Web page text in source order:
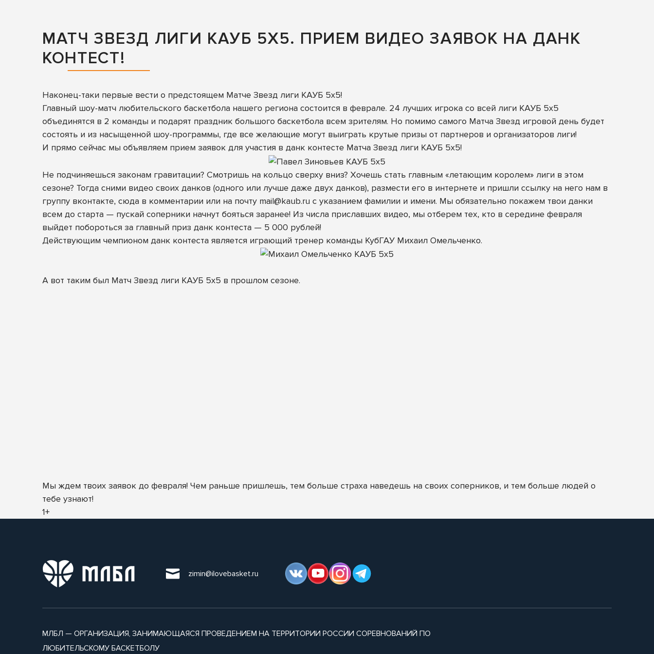
МАТЧ ЗВЕЗД ЛИГИ КАУБ 5Х5. ПРИЕМ ВИДЕО ЗАЯВОК НА ДАНК
КОНТЕСТ!
Наконец-таки первые вести о предстоящем Матче Звезд лиги КАУБ 5х5!
Главный шоу-матч любительского баскетбола нашего региона состоится в феврале. 24 лучших игрока со всей лиги КАУБ 5х5
объединятся в 2 команды и подарят праздник большого баскетбола всем зрителям. Но помимо самого Матча Звезд игровой день будет
состоять и из насыщенной шоу-программы, где все желающие могут выиграть крутые призы от партнеров и организаторов лиги!
И прямо сейчас мы объявляем прием заявок для участия в данк контесте Матча Звезд лиги КАУБ 5х5!
Не подчиняешься законам гравитации? Смотришь на кольцо сверху вниз? Хочешь стать главным «летающим королем» лиги в этом
сезоне? Тогда сними видео своих данков (одного или лучше даже двух данков), размести его в интернете и пришли ссылку на него нам в
группу вконтакте, сюда в комментарии или на почту mail@kaub.ru с указанием фамилии и имени. Мы обязательно покажем твои данки
всем до старта — пускай соперники начнут бояться заранее! Из числа приславших видео, мы отберем тех, кто в середине февраля
выйдет побороться за главный приз данк контеста — 5 000 рублей!
Действующим чемпионом данк контеста является играющий тренер команды КубГАУ Михаил Омельченко.
А вот таким был Матч Звезд лиги КАУБ 5х5 в прошлом сезоне.
Мы ждем твоих заявок до февраля! Чем раньше пришлешь, тем больше страха наведешь на своих соперников, и тем больше людей о
тебе узнают!
1+
zimin@ilovebasket.ru
МЛБЛ — ОРГАНИЗАЦИЯ, ЗАНИМАЮЩАЯСЯ ПРОВЕДЕНИЕМ НА ТЕРРИТОРИИ РОССИИ СОРЕВНОВАНИЙ ПО
ЛЮБИТЕЛЬСКОМУ БАСКЕТБОЛУ